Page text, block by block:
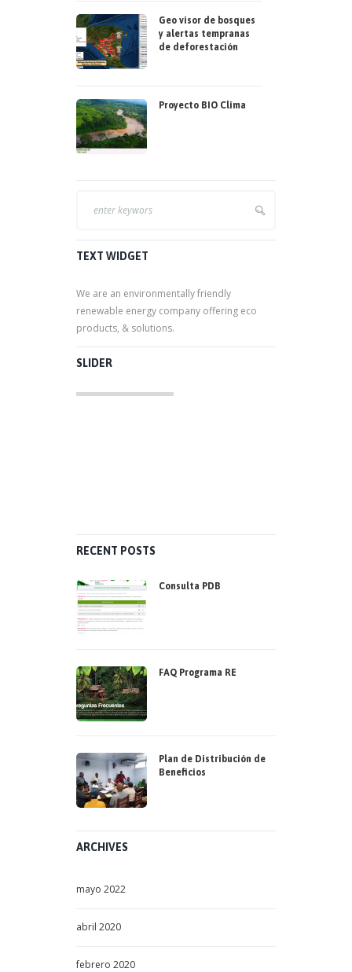
Geo visor de bosques
y alertas tempranas
de deforestación
Proyecto BIO Clima
TEXT WIDGET
We are an environmentally friendly
renewable energy company offering eco
products, & solutions.
SLIDER
RECENT POSTS
Consulta PDB
FAQ Programa RE
Plan de Distribución de
Beneficios
ARCHIVES
mayo 2022
abril 2020
febrero 2020